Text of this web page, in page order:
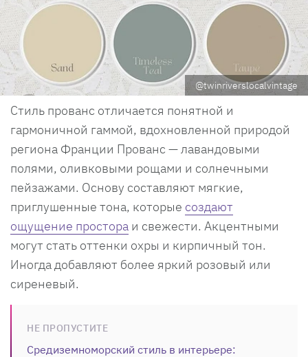
@twinriverslocalvintage
Стиль прованс отличается понятной и
гармоничной гаммой, вдохновленной природой
региона Франции Прованс — лавандовыми
полями, оливковыми рощами и солнечными
пейзажами. Основу составляют мягкие,
приглушенные тона, которые создают
ощущение простора и свежести. Акцентными
могут стать оттенки охры и кирпичный тон.
Иногда добавляют более яркий розовый или
сиреневый.
НЕ ПРОПУСТИТЕ
Средиземноморский стиль в интерьере: